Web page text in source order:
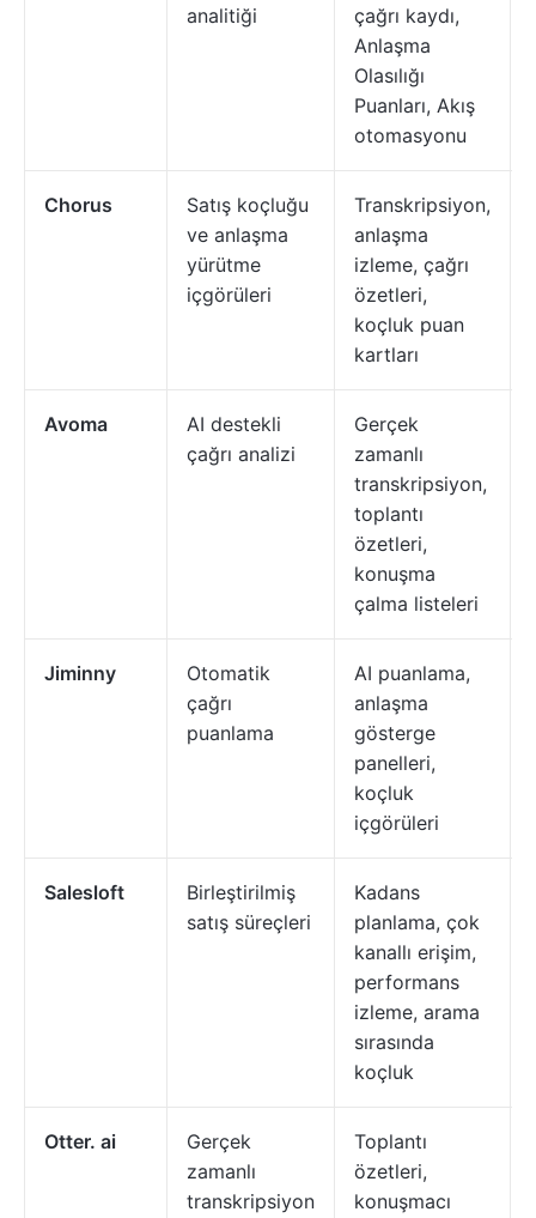
analitiği
çağrı kaydı,
Anlaşma
Olasılığı
Puanları, Akış
otomasyonu
Chorus
Satış koçluğu
ve anlaşma
yürütme
içgörüleri
Transkripsiyon,
anlaşma
izleme, çağrı
özetleri,
koçluk puan
kartları
Avoma
AI destekli
çağrı analizi
Gerçek
zamanlı
transkripsiyon,
toplantı
özetleri,
konuşma
çalma listeleri
Jiminny
Otomatik
çağrı
puanlama
AI puanlama,
anlaşma
gösterge
panelleri,
koçluk
içgörüleri
Salesloft
Birleştirilmiş
satış süreçleri
Kadans
planlama, çok
kanallı erişim,
performans
izleme, arama
sırasında
koçluk
Otter. ai
Gerçek
zamanlı
transkripsiyon
Toplantı
özetleri,
konuşmacı